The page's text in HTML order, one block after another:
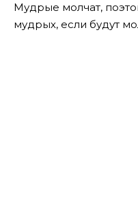
Мудрые молчат,
мудрых, если будут